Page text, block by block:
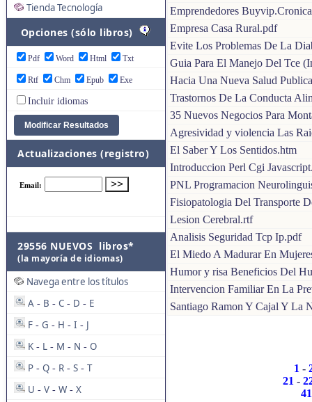
Tienda Tecnología
Opciones (sólo libros)
Pdf Word Html Txt
Rtf Chm Epub Exe
Incluir idiomas
Actualizaciones (registro)
29556 NUEVOS libros*
(la mayoría de idiomas)
Navega entre los títulos
A - B - C - D - E
F - G - H - I - J
K - L - M - N - O
P - Q - R - S - T
U - V - W - X
Emprendedores
Empresa Casa Rural.pdf
Evite Los Problemas De La
Guia Para El Manejo Del Tce
Hacia Una Nueva Salud
Trastornos De La Conducta
35 Nuevos Negocios Para
Agresividad y violencia Las
El Saber Y Los Sentidos.htm
Introduccion Perl Cgi
PNL Programacion
Fisiopatologia Del Transporte
Lesion Cerebral.rtf
Analisis Seguridad Tcp Ip.pdf
El Miedo A Madurar En
Humor y risa Beneficios Del
Intervencion Familiar En La
Santiago Ramon Y Cajal Y La
1 -
21 -
41